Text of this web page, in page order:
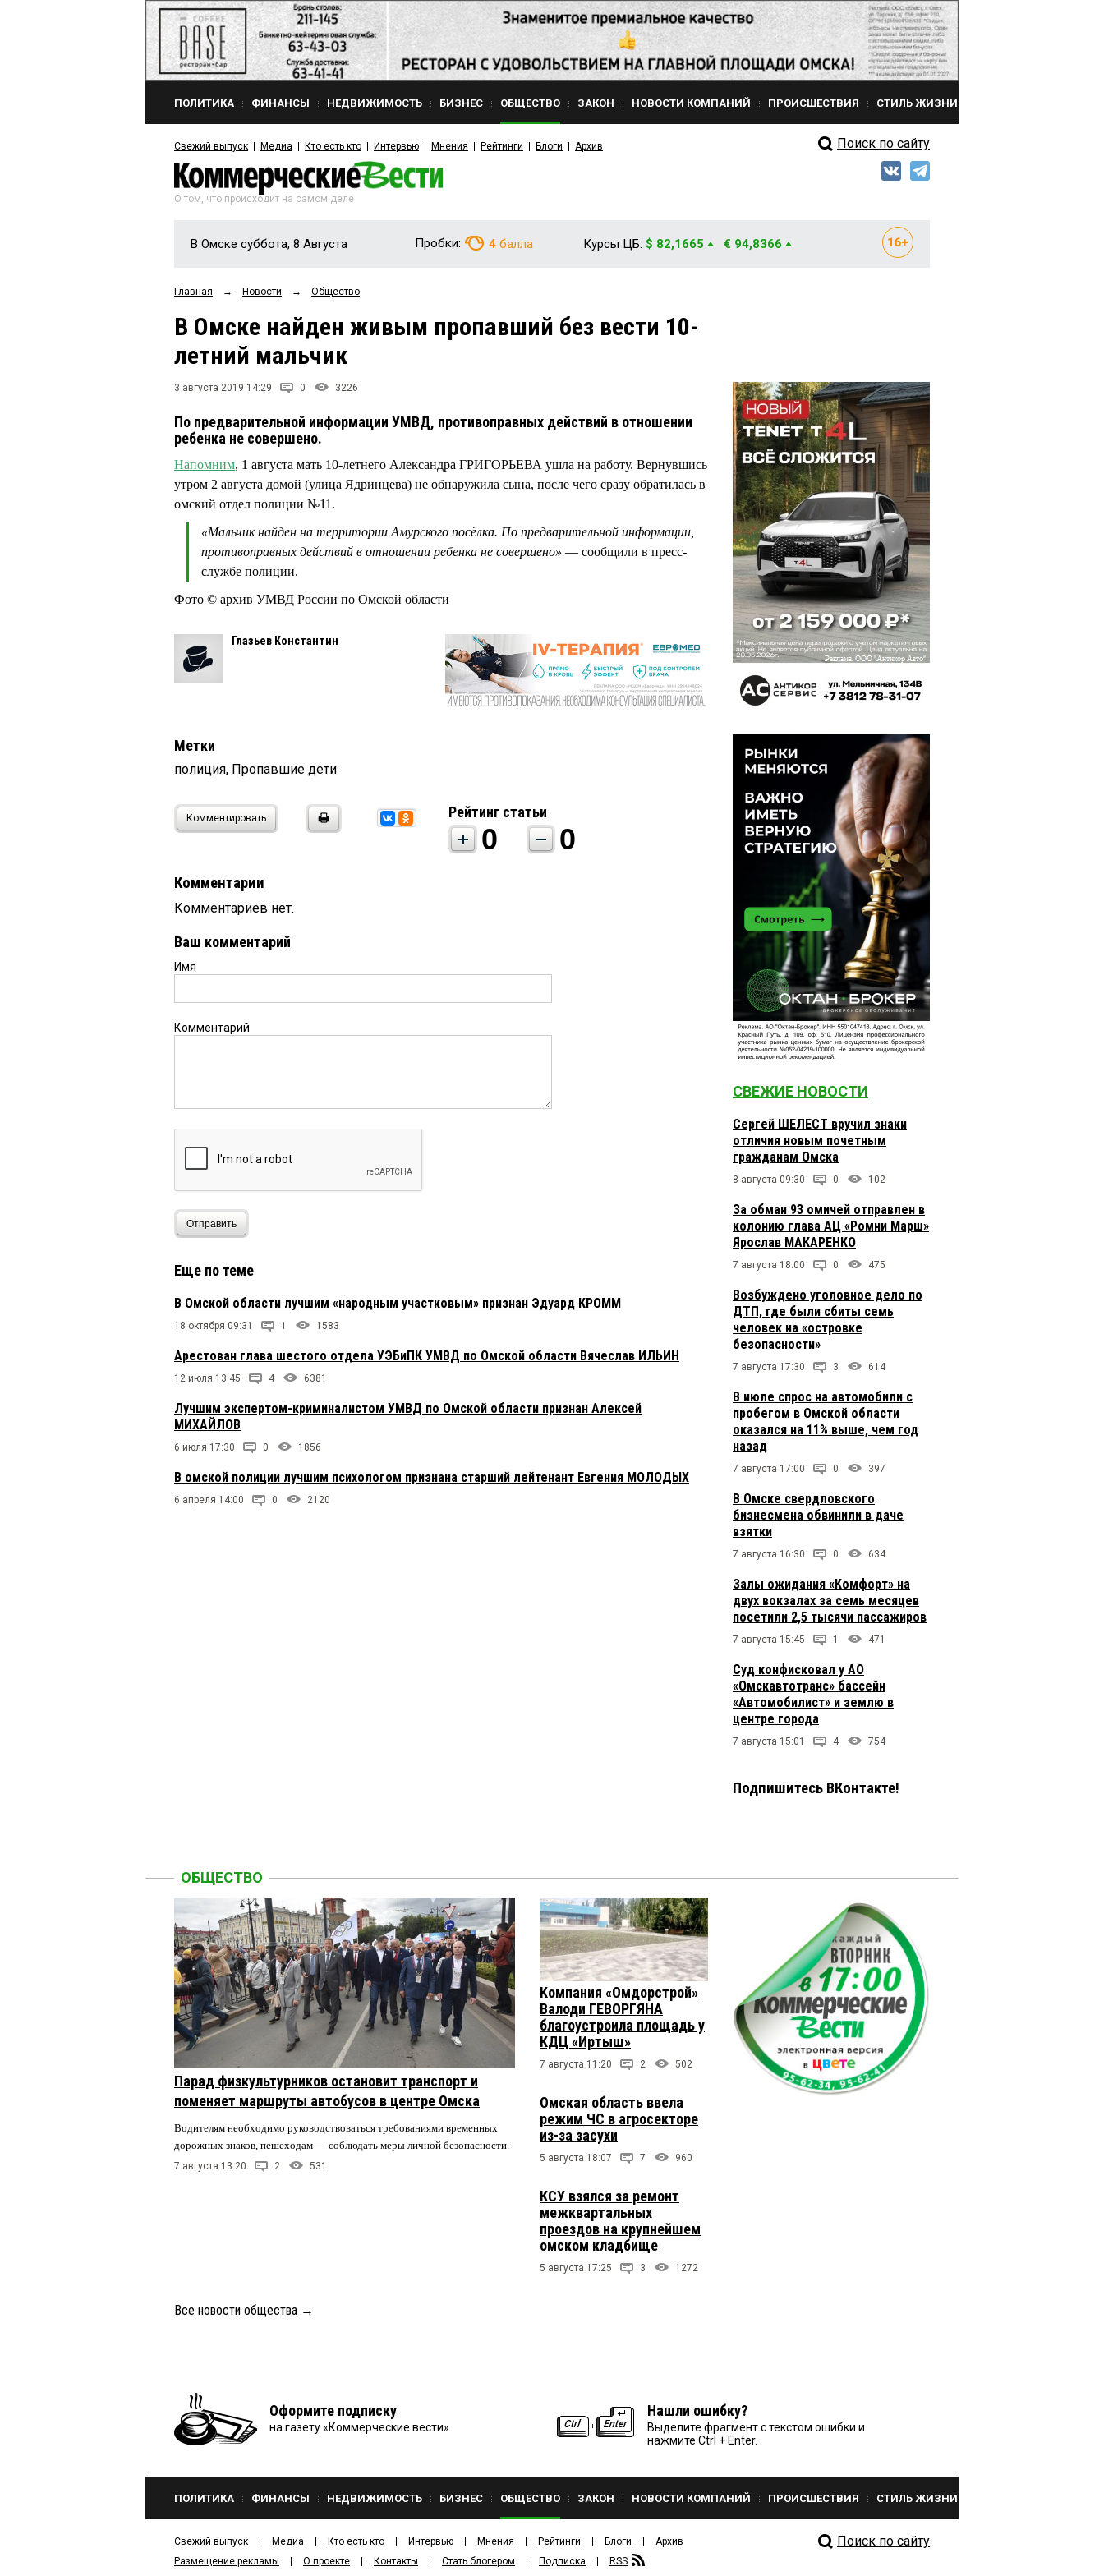
ПОЛИТИКА ФИНАНСЫ НЕДВИЖИМОСТЬ БИЗНЕС ОБЩЕСТВО ЗАКОН НОВОСТИ КОМПАНИЙ ПРОИСШЕСТВИЯ СТИЛЬ ЖИЗНИ
Свежий выпуск Медиа Кто есть кто Интервью Мнения Рейтинги Блоги Архив Поиск по сайту
О том, что происходит на самом деле
В Омске суббота, 8 Августа Пробки: 4 балла Курсы ЦБ: $ 82,1665 € 94,8366
Главная → Новости → Общество
В Омске найден живым пропавший без вести 10-
летний мальчик
3 августа 2019 14:29 0 3226
По предварительной информации УМВД, противоправных действий в отношении
ребенка не совершено.
Напомним, 1 августа мать 10-летнего Александра ГРИГОРЬЕВА ушла на работу. Вернувшись
утром 2 августа домой (улица Ядринцева) не обнаружила сына, после чего сразу обратилась в
омский отдел полиции №11.
«Мальчик найден на территории Амурского посёлка. По предварительной информации,
противоправных действий в отношении ребенка не совершено» — сообщили в пресс-
службе полиции.
Фото © архив УМВД России по Омской области
Глазьев Константин
Метки
полиция, Пропавшие дети
Комментировать Рейтинг статьи
0 0
Комментарии
Комментариев нет.
Ваш комментарий
Имя
Комментарий
Отправить
Еще по теме
В Омской области лучшим «народным участковым» признан Эдуард КРОММ
18 октября 09:31 1 1583
Арестован глава шестого отдела УЭБиПК УМВД по Омской области Вячеслав ИЛЬИН
12 июля 13:45 4 6381
Лучшим экспертом-криминалистом УМВД по Омской области признан Алексей
МИХАЙЛОВ
6 июля 17:30 0 1856
В омской полиции лучшим психологом признана старший лейтенант Евгения МОЛОДЫХ
6 апреля 14:00 0 2120
СВЕЖИЕ НОВОСТИ
Сергей ШЕЛЕСТ вручил знаки
отличия новым почетным
гражданам Омска
8 августа 09:30 0 102
За обман 93 омичей отправлен в
колонию глава АЦ «Ромни Марш»
Ярослав МАКАРЕНКО
7 августа 18:00 0 475
Возбуждено уголовное дело по
ДТП, где были сбиты семь
человек на «островке
безопасности»
7 августа 17:30 3 614
В июле спрос на автомобили с
пробегом в Омской области
оказался на 11% выше, чем год
назад
7 августа 17:00 0 397
В Омске свердловского
бизнесмена обвинили в даче
взятки
7 августа 16:30 0 634
Залы ожидания «Комфорт» на
двух вокзалах за семь месяцев
посетили 2,5 тысячи пассажиров
7 августа 15:45 1 471
Суд конфисковал у АО
«Омскавтотранс» бассейн
«Автомобилист» и землю в
центре города
7 августа 15:01 4 754
Подпишитесь ВКонтакте!
ОБЩЕСТВО
Парад физкультурников остановит транспорт и
поменяет маршруты автобусов в центре Омска
Водителям необходимо руководствоваться требованиями временных
дорожных знаков, пешеходам — соблюдать меры личной безопасности.
7 августа 13:20 2 531
Компания «Омдорстрой»
Валоди ГЕВОРГЯНА
благоустроила площадь у
КДЦ «Иртыш»
7 августа 11:20 2 502
Омская область ввела
режим ЧС в агросекторе
из-за засухи
5 августа 18:07 7 960
КСУ взялся за ремонт
межквартальных
проездов на крупнейшем
омском кладбище
5 августа 17:25 3 1272
Все новости общества →
Оформите подписку
на газету «Коммерческие вести»
Нашли ошибку?
Выделите фрагмент с текстом ошибки и
нажмите Ctrl + Enter.
ПОЛИТИКА ФИНАНСЫ НЕДВИЖИМОСТЬ БИЗНЕС ОБЩЕСТВО ЗАКОН НОВОСТИ КОМПАНИЙ ПРОИСШЕСТВИЯ СТИЛЬ ЖИЗНИ
Свежий выпуск Медиа Кто есть кто Интервью Мнения Рейтинги Блоги
Архив
Размещение рекламы
О проекте Контакты Стать блогером Подписка RSS
Поиск по сайту